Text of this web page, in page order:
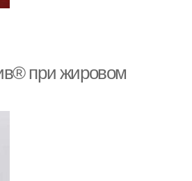
при жировом